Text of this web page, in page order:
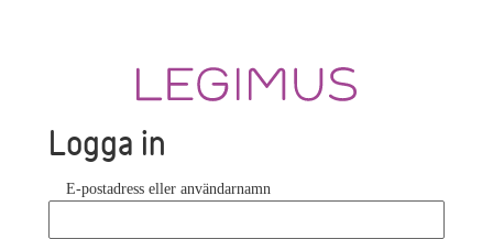
Logga in
E-postadress eller användarnamn